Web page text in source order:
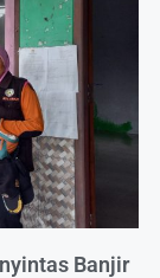
Banjir